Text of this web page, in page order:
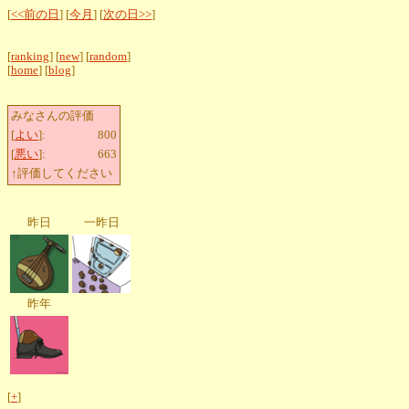
[<<前の日 ] [今月 ] [次の日>>]
[ranking] [new] [random]
[home] [blog]
みなさんの評価
[よい]:
800
[悪い]:
663
↑評価してください
昨日 一昨日
昨年
[+]